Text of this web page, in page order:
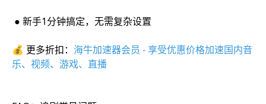
● 新手1分钟搞定，无需复杂设置
💰 更多折扣： 海牛加速器会员 - 享受优惠价格加速国内音
乐、视频、游戏、直播